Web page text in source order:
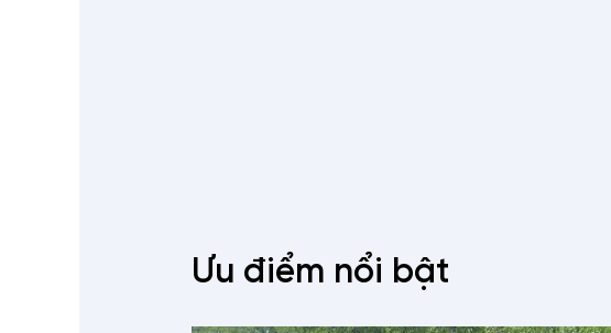
Ưu điểm nổi bật